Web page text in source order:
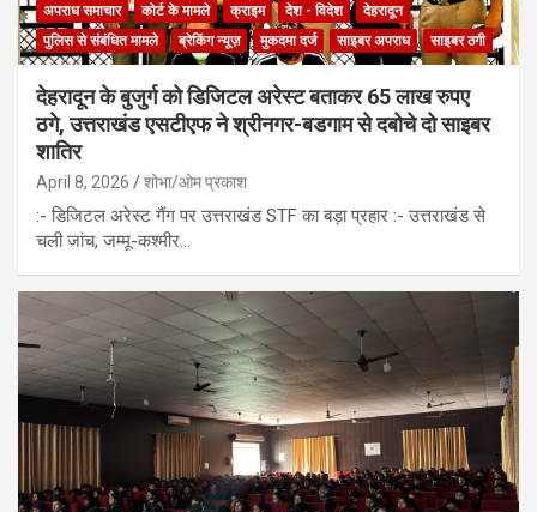
अपराध समाचार कोर्ट के मामले क्राइम देश - विदेश
देहरादून
पुलिस से संबंधित मामले
ब्रेकिंग न्यूज़ मुकदमा दर्ज साइबर अपराध साइबर ठगी
देहरादून के बुजुर्ग को डिजिटल अरेस्ट बताकर 65 लाख रुपए
ठगे, उत्तराखंड एसटीएफ ने श्रीनगर-बडगाम से दबोचे दो साइबर
शातिर
April 8, 2026 शोभा/ओम प्रकाश
:- डिजिटल अरेस्ट गैंग पर उत्तराखंड STF का बड़ा प्रहार :- उत्तराखंड से
चली जांच, जम्मू-कश्मीर…